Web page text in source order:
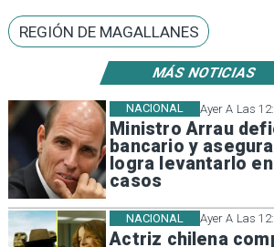
MÁS NOTICIAS
Ayer A Las
Ministro Arrau
bancario y
logra levantarlo
casos
NACIONAL
Ayer A Las
Actriz chilena
NACIONAL
REGIÓN DE MAGALLANES